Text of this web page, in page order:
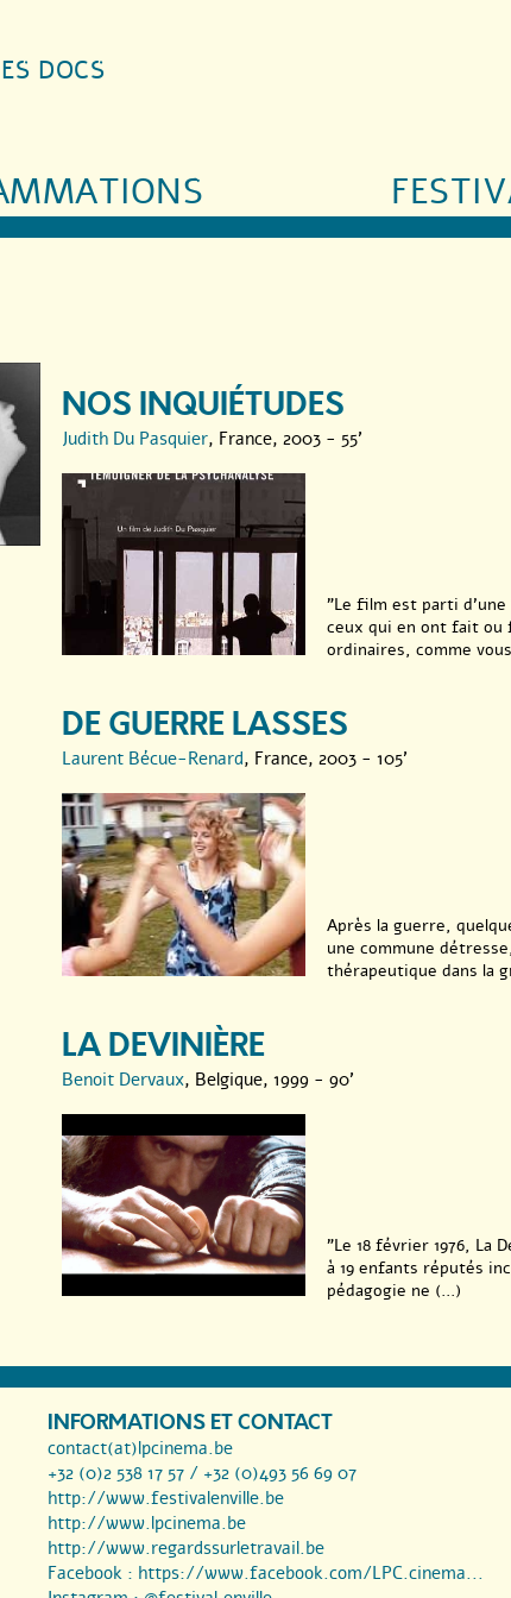
DOCS
NOS INQUIÉTUDES
Judith Du Pasquier, France, 2003 - 55'
"Le film est parti
ceux qui en ont fait ou
ordinaires, comme
DE GUERRE LASSES
Laurent Bécue-Renard, France, 2003 - 105'
Après la guerre,
une commune
thérapeutique dans la
LA DEVINIÈRE
Benoit Dervaux, Belgique, 1999 - 90'
"Le 18 février 1976, La
à 19 enfants réputés
pédagogie ne (...)
INFORMATIONS ET CONTACT
contact(at)lpcinema.be
+32 (0)2 538 17 57 / +32 (0)493 56 69 07
http://www.festivalenville.be
http://www.lpcinema.be
http://www.regardssurletravail.be
Facebook : https://www.facebook.com/LPC.cinema...